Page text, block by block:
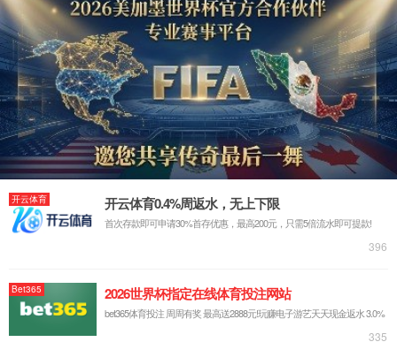
404错误！您访问的页面没找到！
回到首页